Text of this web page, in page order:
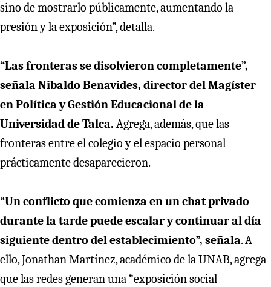
sino de mostrarlo públicamente, aumentando la
presión y la exposición”, detalla.
“Las fronteras se disolvieron completamente”,
señala Nibaldo Benavides, director del Magíster
en Política y Gestión Educacional de la
Universidad de Talca. Agrega, además, que las
fronteras entre el colegio y el espacio personal
prácticamente desaparecieron.
“Un conflicto que comienza en un chat privado
durante la tarde puede escalar y continuar al día
siguiente dentro del establecimiento”, señala. A
ello, Jonathan Martínez, académico de la UNAB, agrega
que las redes generan una “exposición social